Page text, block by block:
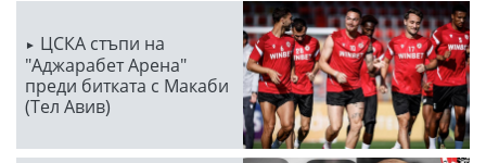
ЦСКА стъпи на
"Аджарабет Арена"
преди битката с Макаби
(Тел Авив)